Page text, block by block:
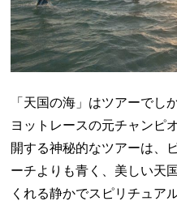
「天国の海」はツアーでし
ヨットレースの元チャンピ
開する神秘的なツアーは、
ーチよりも青く、美しい天
くれる静かでスピリチュア